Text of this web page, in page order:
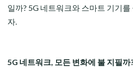
일까? 5G 네트워크와 스마트 기기
자.
5G 네트워크, 모든 변화에 불 지필까